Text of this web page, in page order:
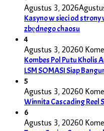
Agustus 3, 2026
Kasyno w sieci od
zbędnego chaosu
4
Agustus 3, 20260
Kombes Pol Putu Kholis
LSM SOMASI Siap
5
Agustus 3, 20260
Winnita Cascading Reel
6
Agustus 3, 20260